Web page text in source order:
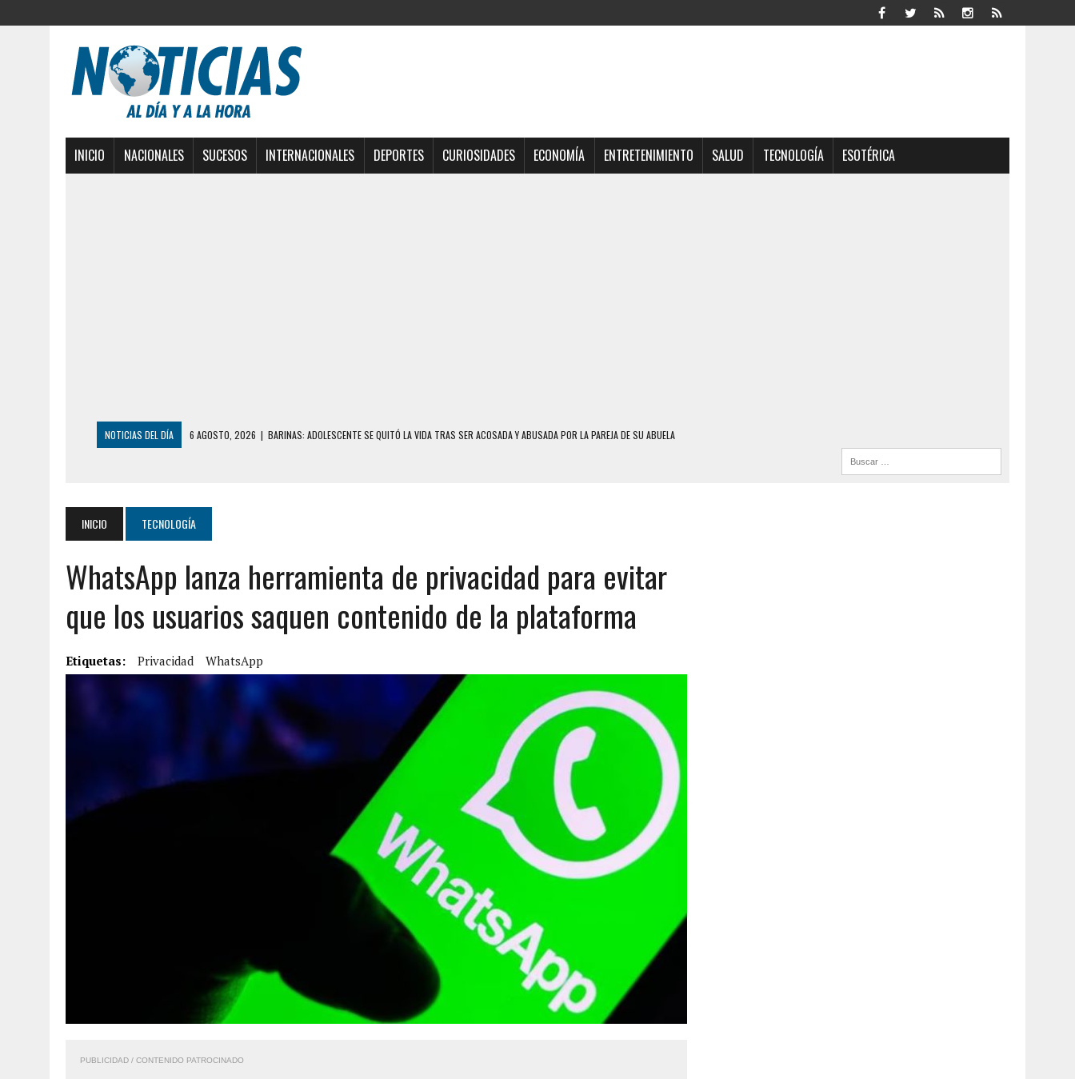
INICIO NACIONALES SUCESOS INTERNACIONALES DEPORTES CURIOSIDADES ECONOMÍA ENTRETENIMIENTO SALUD TECNOLOGÍA ESOTÉRICA
NOTICIAS DEL DÍA 6 AGOSTO, 2026 | BARINAS: ADOLESCENTE SE QUITÓ LA VIDA TRAS SER ACOSADA Y ABUSADA POR LA PAREJA DE SU ABUELA
HORROR EN BARINAS: UN HOMBRE INDUJO AL SUICIDIO A UNA ADOLESCENTE DE 13 AÑOS TRAS ABUSAR DE ELLA
3 AGOSTO, 2026 | LA INCREÍBLE FORMA EN LA QUE SOBREVIVIÓ UN HOMBRE Y SU FAMILIA TRAS LOS TERREMOTOS: CAYERON DESDE EL PISO NUEVE DEL
EDIFICIO PETUNIA
7 AGOSTO, 2026
FUGA DE GAS GENERÓ EXPLOSIÓN EN LOCAL COMERCIAL DE CHACAO
7 AGOSTO, 2026
HOMBRE ASESINÓ A SU TÍA CON UN PUÑAL Y DEJÓ HERIDAS A SU PRIMA Y A OTRO FAMILIAR EN BOLÍVAR
7 AGOSTO, 2026 | LOCALIZARON CUERPO DE ‘LA SEÑORA DE LAS UÑAS BONITAS’ 42 DÍAS DESPUÉS DE LOS TERREMOTOS EN LA GUAIRA
MISTERIOSA MUERTE DE MODELO EN MONAGAS: HALLARON EL CUERPO DENTRO DE SU CASA
INICIO TECNOLOGÍA
WhatsApp lanza herramienta de privacidad para evitar
que los usuarios saquen contenido de la plataforma
Etiquetas: Privacidad WhatsApp
PUBLICIDAD / CONTENIDO PATROCINADO